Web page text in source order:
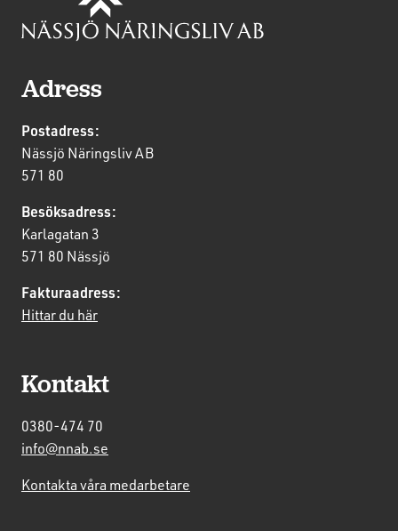
Adress
Postadress:
Nässjö Näringsliv AB
571 80
Besöksadress:
Karlagatan 3
571 80 Nässjö
Fakturaadress:
Hittar du här
Kontakt
0380-474 70
info@nnab.se
Kontakta våra medarbetare